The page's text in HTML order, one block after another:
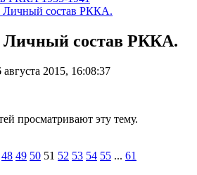
состав РККА.
состав РККА.
2015, 16:08:37
просматривают эту тему.
48 49 50 51 52 53 54 55 ... 61